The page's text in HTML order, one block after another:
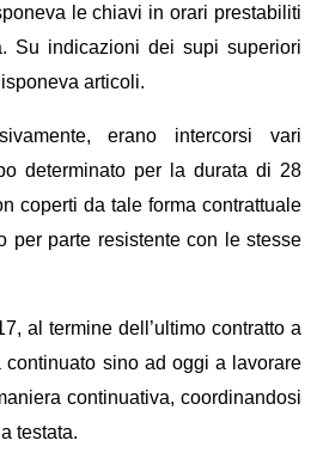
le chiavi in orari prestabiliti
Su indicazioni dei supi superiori
articoli.
erano intercorsi vari
determinato per la durata di 28
coperti da tale forma contrattuale
per parte resistente con le stesse
al termine dell’ultimo contratto a
continuato sino ad oggi a lavorare
continuativa, coordinandosi
testata.